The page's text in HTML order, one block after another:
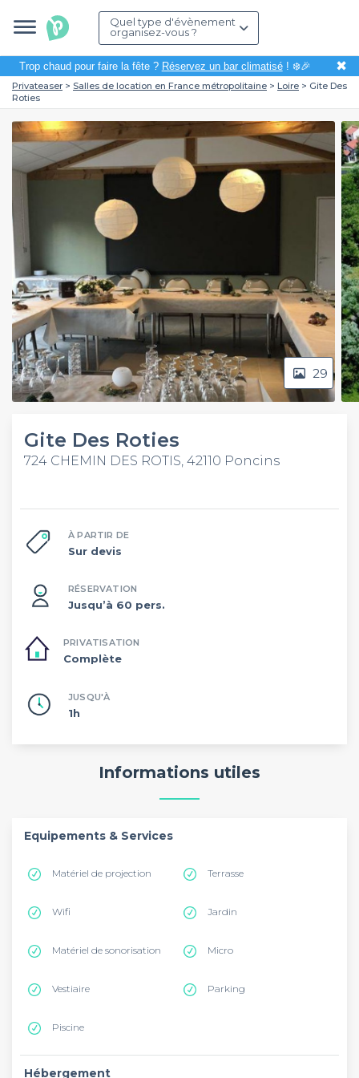
Quel type d'évènement
organisez-vous ?
Trop chaud pour faire la fête ? Réservez un bar climatisé! ❄️🎉 ✖
Privateaser Salles de location en France métropolitaine Loire
Gite Des
Roties
29
Gite Des Roties
724 CHEMIN DES ROTIS, 42110 Poncins
À PARTIR DE
Sur devis
RÉSERVATION
Jusqu’à 60 pers.
PRIVATISATION
Complète
JUSQU'À
1h
Informations utiles
Equipements & Services
Matériel de projection Terrasse
Wifi Jardin
Matériel de sonorisation Micro
Vestiaire Parking
Piscine
Hébergement